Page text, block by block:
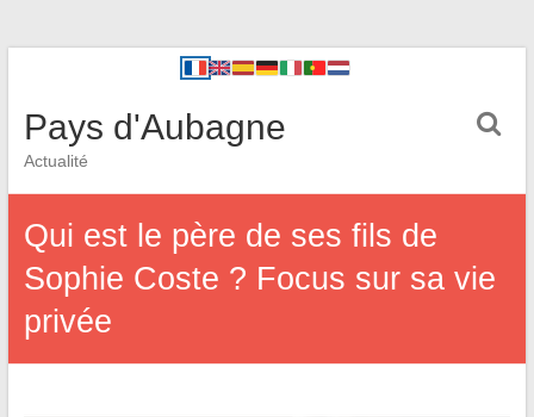
Pays d'Aubagne
Actualité
Qui est le père de ses fils de
Sophie Coste ? Focus sur sa vie
privée